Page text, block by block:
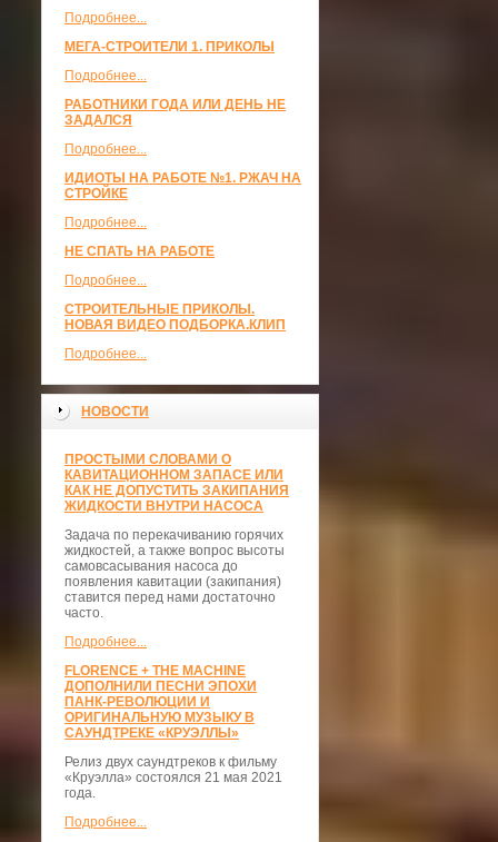
Подробнее...
МЕГА-СТРОИТЕЛИ 1. ПРИКОЛЫ
Подробнее...
РАБОТНИКИ ГОДА ИЛИ ДЕНЬ НЕ
ЗАДАЛСЯ
Подробнее...
ИДИОТЫ НА РАБОТЕ №1. РЖАЧ НА
СТРОЙКЕ
Подробнее...
НЕ СПАТЬ НА РАБОТЕ
Подробнее...
СТРОИТЕЛЬНЫЕ ПРИКОЛЫ.
НОВАЯ ВИДЕО ПОДБОРКА.КЛИП
Подробнее...
НОВОСТИ
ПРОСТЫМИ СЛОВАМИ О
КАВИТАЦИОННОМ ЗАПАСЕ ИЛИ
КАК НЕ ДОПУСТИТЬ ЗАКИПАНИЯ
ЖИДКОСТИ ВНУТРИ НАСОСА
Задача по перекачиванию горячих
жидкостей, а также вопрос высоты
самовсасывания насоса до
появления кавитации (закипания)
ставится перед нами достаточно
часто.
Подробнее...
FLORENCE + THE MACHINE
ДОПОЛНИЛИ ПЕСНИ ЭПОХИ
ПАНК-РЕВОЛЮЦИИ И
ОРИГИНАЛЬНУЮ МУЗЫКУ В
САУНДТРЕКЕ «КРУЭЛЛЫ»
Релиз двух саундтреков к фильму
«Круэлла» состоялся 21 мая 2021
года.
Подробнее...